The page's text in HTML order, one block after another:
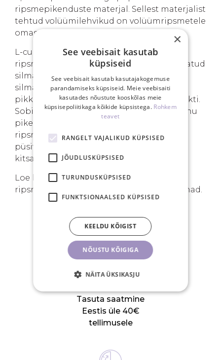
ripsmepikenduste materjal. Sellest materjalist
tehtud volüümilehvikud on volüümripsmetele
omaselt tumedad.
L-curl on terava nurgaga ja isikupärane
ripsmepikenduste kaarduvus. See loob avatud
silma efekti ning tõstab langevaid
silmalaugusid visuaalselt. Juba lühemad
pikkused loovad kassisilma/oravasilma efekti.
Sobib hästi ka laineri-efekti loomiseks. Tänu
pikemale kontaktpinnale naturaalsetel
ripsmetel on L-curlil ka mõnevõrra parem
püsivus. Soovitame L-curli puhul kasutada
kitsamaid lehvikuid.
Loe lisaks, miksvalmislehvikud
ripsmetehnikute seas järjest populaarsemad.
SINU EELISED
Tasuta saatmine
Eestis üle 40€
tellimusele
×
See veebisait kasutab
küpsiseid
See veebisait kasutab kasutajakogemuse
parandamiseks küpsiseid. Meie veebisaiti
kasutades nõustute kooskõlas meie
küpsisepoliitikaga kõikide küpsistega. Rohkem
teavet
RANGELT VAJALIKUD KÜPSISED
JÕUDLUSKÜPSISED
TURUNDUSKÜPSISED
FUNKTSIONAALSED KÜPSISED
NÕUSTU KÕIGIGA
KEELDU KÕIGIST
NÄITA ÜKSIKASJU